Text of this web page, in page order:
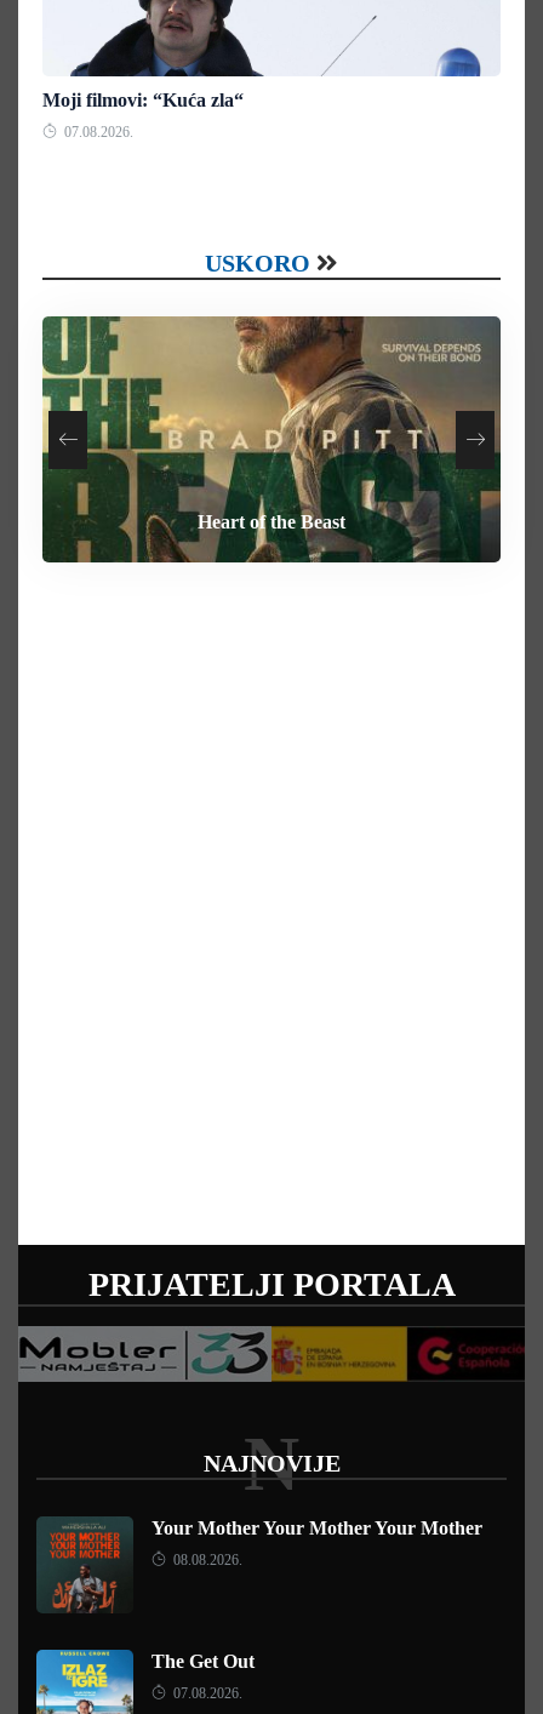
Moji filmovi: “Kuća zla“
07.08.2026.
USKORO
Your Mother Your Mother Your Mother
Heart of the Beast
Behemoth
How To Rob A Bank
PRIJATELJI PORTALA
NAJNOVIJE
N
Your Mother Your Mother Your Mother
08.08.2026.
The Get Out
07.08.2026.